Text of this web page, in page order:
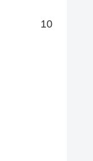
10